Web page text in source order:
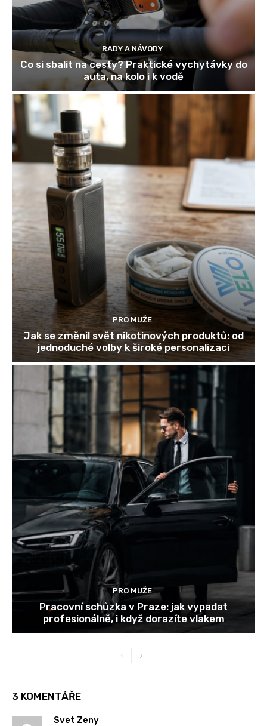
RADY A NÁVODY
Co si sbalit na cesty? Praktické vychytávky do
auta, na kolo i k vodě
PRO MUŽE
Jak se změnil svět nikotinových produktů: od
jednoduché volby k široké personalizaci
PRO MUŽE
Pracovní schůzka v Praze: jak vypadat
profesionálně, i když dorazíte vlakem
3 KOMENTÁŘE
Svet Zeny